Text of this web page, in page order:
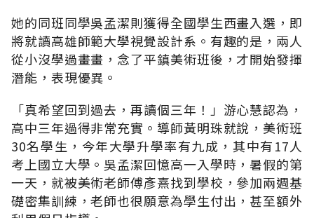
她的同班同學吳孟潔則獲得全國學生西畫入選，即
將就讀高雄師範大學視覺設計系。有趣的是，兩人
從小沒學過畫畫，念了平鎮美術班後，才開始發揮
潛能，表現優異。
「真希望回到過去，再讀個三年！」游心慧認為，
高中三年過得非常充實。導師黃明珠就說，美術班
30名學生，今年大學升學率有九成，其中有17人
考上國立大學。吳孟潔回憶高一入學時，暑假的第
一天，就被美術老師傅彥熹找到學校，參加兩週基
礎密集訓練，老師也很願意為學生付出，甚至額外